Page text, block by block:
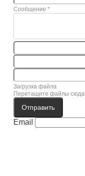
Сообщение *
Загрузка файла
Перетащите файлы сюда
Отправить
Email